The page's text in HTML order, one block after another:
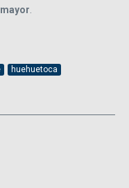
huehuetoca